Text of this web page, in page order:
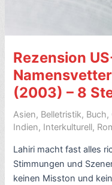
Sterne
–
mit
Video
Rezension
(2003) – 8
Asien, Belletristik, Buch,
Indien, Interkulturell,
Lahiri macht fast alles
Stimmungen und
keinen Misston und